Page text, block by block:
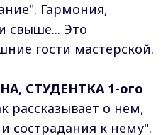
Гармония,
свыше... Это
гости мастерской.
СТУДЕНТКА 1-ого
рассказывает о нем,
сострадания к нему".